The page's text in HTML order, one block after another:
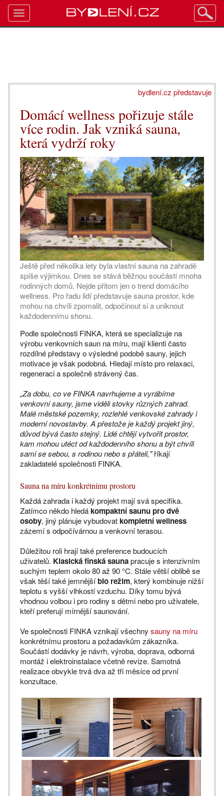
bydlení.cz představuje
Domácí wellness pořizuje stále
více rodin. Jak vzniká sauna,
která vydrží roky
Ještě před několika lety byla vlastní sauna na zahradě
spíše výjimkou. Dnes se stává běžnou součástí mnoha
rodinných domů. Nejde přitom jen o trend domácího
wellness. Pro řadu lidí představuje sauna prostor, kde
mohou na chvíli zpomalit, odpočinout si a uniknout
každodennímu shonu.
Podle společnosti FINKA, která se specializuje na
výrobu venkovních saun na míru, mají klienti často
rozdílné představy o výsledné podobě sauny, jejich
motivace je však podobná. Hledají místo pro relaxaci,
regeneraci a společně strávený čas.
„Za dobu, co ve FINKA navrhujeme a vyrábíme
venkovní sauny, jsme viděli stovky různých zahrad.
Malé městské pozemky, rozlehlé venkovské zahrady i
moderní novostavby. A přestože je každý projekt jiný,
důvod bývá často stejný. Lidé chtějí vytvořit prostor,
kam mohou utéct od každodenního shonu a být chvíli
sami se sebou, s rodinou nebo s přáteli,"říkají
zakladatelé společnosti FINKA.
Sauna na míru konkrétnímu prostoru
Každá zahrada i každý projekt mají svá specifika.
Zatímco někdo hledákompaktní saunu pro dvě
osoby, jiný plánuje vybudovatkompletní wellness
zázemí s odpočívárnou a venkovní terasou.
Důležitou roli hrají také preference budoucích
uživatelů. Klasická finská saunapracuje s intenzivním
suchým teplem okolo 80 až 90 °C. Stále větší oblibě se
však těší také jemnějšíbio režim, který kombinuje nižší
teplotu s vyšší vlhkostí vzduchu. Díky tomu bývá
vhodnou volbou i pro rodiny s dětmi nebo pro uživatele,
kteří preferují mírnější saunování.
Ve společnosti FINKA vznikají všechny sauny na míru
konkrétnímu prostoru a požadavkům zákazníka.
Součástí dodávky je návrh, výroba, doprava, odborná
montáž i elektroinstalace včetně revize. Samotná
realizace obvykle trvá dva až tři měsíce od první
konzultace.
Toggle
navigation